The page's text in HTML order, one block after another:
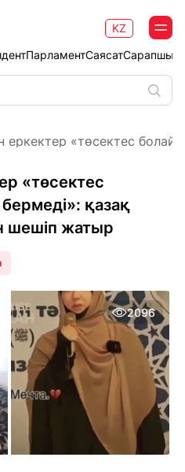
ПарламентСаясат
KZ
«төсектес
«төсектес
қазақ
шешіп жатыр
2096